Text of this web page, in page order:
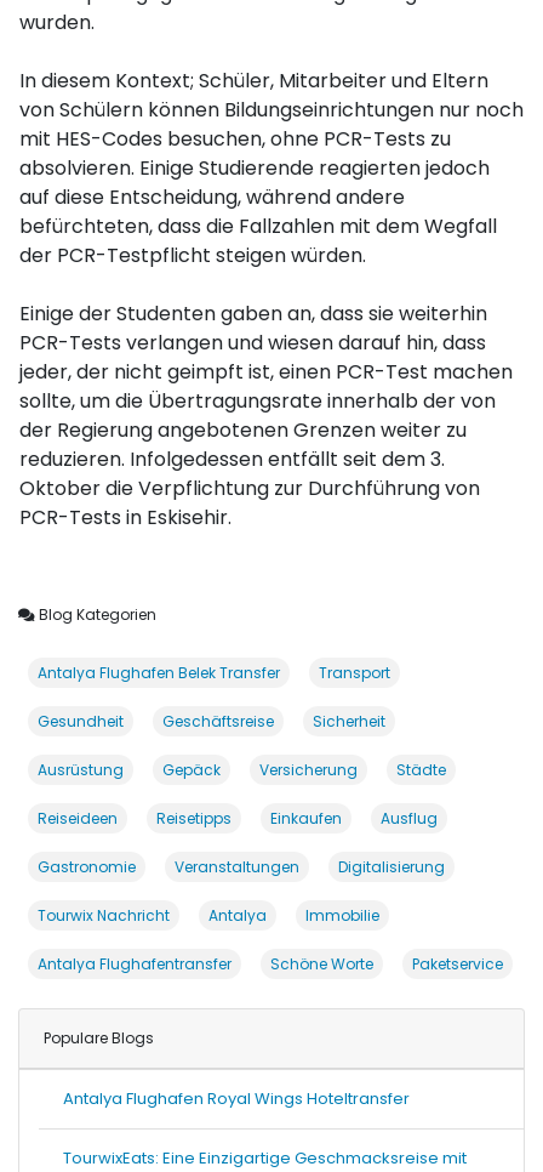
wurden.
In diesem Kontext; Schüler, Mitarbeiter und Eltern
von Schülern können Bildungseinrichtungen nur noch
mit HES-Codes besuchen, ohne PCR-Tests zu
absolvieren. Einige Studierende reagierten jedoch
auf diese Entscheidung, während andere
befürchteten, dass die Fallzahlen mit dem Wegfall
der PCR-Testpflicht steigen würden.
Einige der Studenten gaben an, dass sie weiterhin
PCR-Tests verlangen und wiesen darauf hin, dass
jeder, der nicht geimpft ist, einen PCR-Test machen
sollte, um die Übertragungsrate innerhalb der von
der Regierung angebotenen Grenzen weiter zu
reduzieren. Infolgedessen entfällt seit dem 3.
Oktober die Verpflichtung zur Durchführung von
PCR-Tests in Eskisehir.
Blog Kategorien
Antalya Flughafen Belek Transfer Transport
Gesundheit Geschäftsreise Sicherheit
Ausrüstung Gepäck Versicherung Städte
Reiseideen Reisetipps Einkaufen Ausflug
Gastronomie Veranstaltungen Digitalisierung
Tourwix Nachricht Antalya Immobilie
Antalya Flughafentransfer Schöne Worte Paketservice
Populare Blogs
Antalya Flughafen Royal Wings Hoteltransfer
TourwixEats: Eine Einzigartige Geschmacksreise mit